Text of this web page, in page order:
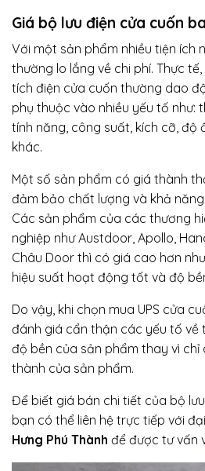
Giá bộ lưu điện cửa cuốn
Với một sản phẩm nhiều tiện ích
thường lo lắng về chi phí. Thực
tích điện cửa cuốn thường dao
phụ thuộc vào nhiều yếu tố như:
tính năng, công suất, kích cỡ, độ
khác.
Một số sản phẩm có giá thành
đảm bảo chất lượng và khả
Các sản phẩm của các thương
nghiệp như Austdoor, Apollo,
Châu Door thì có giá cao hơn
hiệu suất hoạt động tốt và độ
Do vậy, khi chọn mua UPS cửa
đánh giá cẩn thận các yếu tố về
độ bền của sản phẩm thay vì chỉ
thành của sản phẩm.
Để biết giá bán chi tiết của bộ
bạn có thể liên hệ trực tiếp với
Hưng Phú Thành để được tư vấn